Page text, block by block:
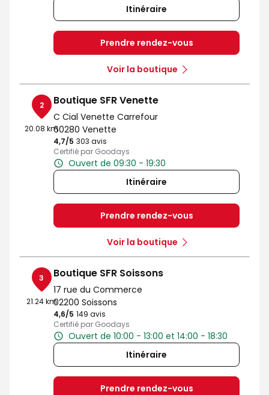
Itinéraire
Prendre rendez-vous
Voir la boutique
2
20.08 km
Boutique SFR Venette
C Cial Venette Carrefour
60280 Venette
4,7/5 Note de 4.7 sur 5
303 avis
Certifié par Goodays
Ouvert de 09:30 - 19:30
Itinéraire
Prendre rendez-vous
Voir la boutique
3
21.24 km
Boutique SFR Soissons
17 rue du Commerce
02200 Soissons
4,6/5 Note de 4.6 sur 5
149 avis
Certifié par Goodays
Ouvert de 10:00 - 13:00 et 14:00 - 18:30
Itinéraire
Prendre rendez-vous